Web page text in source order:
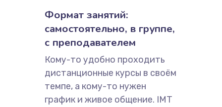
Формат занятий:
самостоятельно, в группе,
с преподавателем
Кому-то удобно проходить
дистанционные курсы в своём
темпе, а кому-то нужен
график и живое общение. IMT